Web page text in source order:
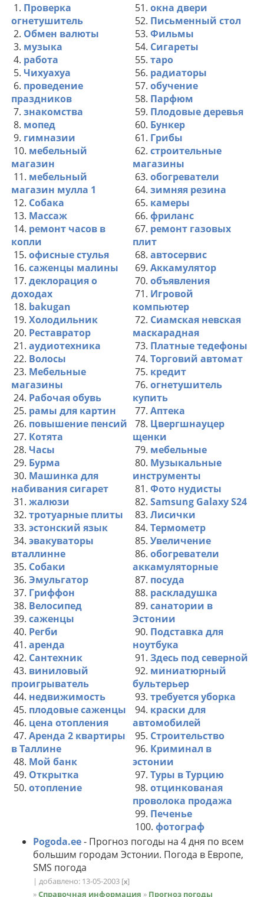
1. Проверка
огнетушитель
2. Обмен валюты
3. музыка
4. работа
5. Чихуахуа
6. проведение
праздников
7. знакомства
8. мопед
9. гимназии
10. мебельный
магазин
11. мебельный
магазин мулла 1
12. Собака
13. Массаж
14. ремонт часов в
копли
15. офисные стулья
16. саженцы малины
17. деклорация о
доходах
18. bakugan
19. Холодильник
20. Реставратор
21. аудиотехника
22. Волосы
23. Мебельные
магазины
24. Рабочая обувь
25. рамы для картин
26. повышение пенсий
27. Котята
28. Часы
29. Бурма
30. Машинка для
набивания сигарет
31. жалюзи
32. тротуарные плиты
33. эстонский язык
34. эвакуваторы
вталлинне
35. Собаки
36. Эмульгатор
37. Гриффон
38. Велосипед
39. саженцы
40. Регби
41. аренда
42. Сантехник
43. виниловый
проигрыватель
44. недвижимость
45. плодовые саженцы
46. цена отопления
47. Аренда 2 квартиры
в Таллине
48. Мой банк
49. Открытка
50. отопление
51. окна двери
52. Письменный стол
53. Фильмы
54. Сигареты
55. таро
56. радиаторы
57. обучение
58. Парфюм
59. Плодовые деревья
60. Бункер
61. Грибы
62. строительные
магазины
63. обогреватели
64. зимняя резина
65. камеры
66. фриланс
67. ремонт газовых
плит
68. автосервис
69. Аккамулятор
70. объявления
71. Игровой
компьютер
72. Сиамская невская
маскарадная
73. Платные тедефоны
74. Торговий автомат
75. кредит
76. огнетушитель
купить
77. Аптека
78. Цвергшнауцер
щенки
79. мебельные
80. Музыкальные
инструменты
81. Фото нудисты
82. Samsung Galaxy S24
83. Лисички
84. Термометр
85. Увеличение
86. обогреватели
аккамуляторные
87. посуда
88. раскладушка
89. санатории в
Эстонии
90. Подставка для
ноутбука
91. Здесь под северной
92. миниатюрный
бультерьер
93. требуется уборка
94. краски для
автомобилей
95. Строительство
96. Криминал в
эстонии
97. Туры в Турцию
98. отцинкованая
проволока продажа
99. Печенье
100. фотограф
Pogoda.ee- Прогноз погоды на 4 дня по всем
большим городам Эстонии. Погода в Европе,
SMS погода
| добавлено: 13-05-2003 [x]
»Справочная информация » Прогноз погоды